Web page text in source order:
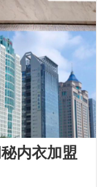
内衣加盟